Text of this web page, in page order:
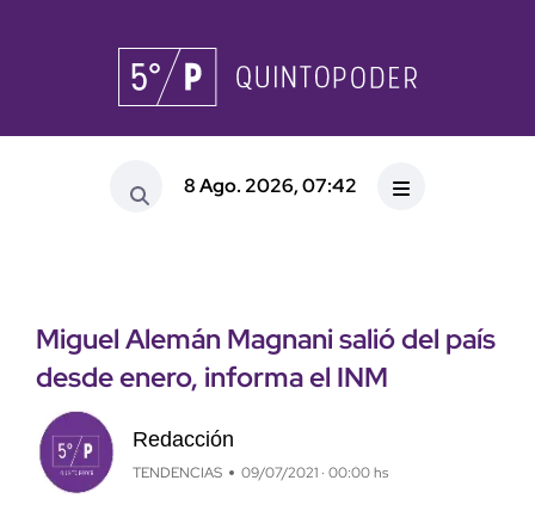
8 Ago. 2026, 07:42
Miguel Alemán Magnani salió del país
desde enero, informa el INM
Redacción
TENDENCIAS 09/07/2021 · 00:00 hs